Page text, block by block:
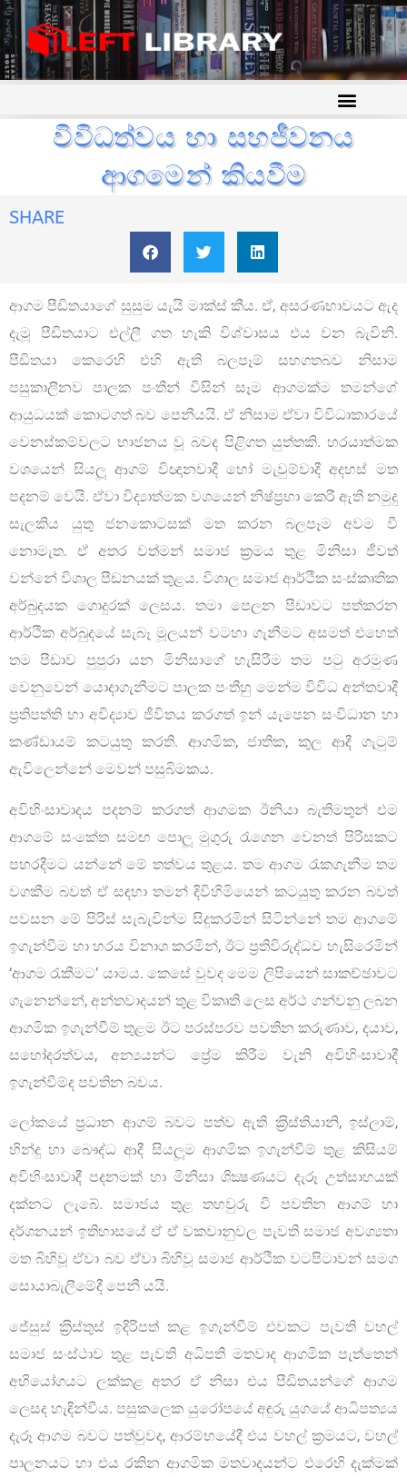
විවිධත්වය හා සහජීවනය
ආගමෙන් කියවීම
SHARE
ආගම පීඩිතයාගේ සුසුම යැයි මාක්ස් කීය. ඒ, අසරණභාවයට ඇද
දැමූ පීඩිතයාට එල්ලී ගත හැකි විශ්වාසය එය වන බැවිනි.
පීඩිතයා කෙරෙහි එහි ඇති බලපෑම් සහගතබව නිසාම
පසුකාලීනව පාලක පංතීන් විසින් සෑම ආගමක්ම තමන්ගේ
ආයුධයක් කොටගත් බව පෙනීයයි. ඒ නිසාම ඒවා විවිධාකාරයේ
වෙනස්කම්වලට භාජනය වූ බවද පිළිගත යුත්තකි. හරයාත්මක
වශයෙන් සියලූ ආගම් විඥානවාදී හෝ මැවුම්වාදී අදහස් මත
පදනම් වෙයි. ඒවා විද්‍යාත්මක වශයෙන් නිෂ්ප‍්‍රභා කෙරී ඇති නමුදු
සැලකිය යුතු ජනකොටසක් මත කරන බලපෑම අවම වී
නොමැත. ඒ අතර වත්මන් සමාජ ක‍්‍රමය තුළ මිනිසා ජීවත්
වන්නේ විශාල පීඩනයක් තුළය. විශාල සමාජ ආර්ථික සංස්කෘතික
අර්බුදයක ගොදුරක් ලෙසය. තමා පෙලන පීඩාවට පත්කරන
ආර්ථික අර්බුදයේ සැබෑ මූලයන් වටහා ගැනීමට අසමත් එහෙත්
තම පීඩාව පුපුරා යන මිනිසාගේ හැසිරීම තම පටු අරමුණ
වෙනුවෙන් යොදාගැනීමට පාලක පංතීහු මෙන්ම විවිධ අන්තවාදී
ප‍්‍රතිපත්ති හා අවිද්‍යාව ජීවිතය කරගත් ඉන් යැපෙන සංවිධාන හා
කණ්ඩායම් කටයුතු කරති. ආගමික, ජාතික, කුල ආදී ගැටුම්
ඇවිලෙන්නේ මෙවන් පසුබිමකය.
අවිහිංසාවාදය පදනම් කරගත් ආගමක ඊනියා බැතිමතුන් එම
ආගමේ සංකේත සමඟ පොලූ මුගුරු රැගෙන වෙනත් පිරිසකට
පහරදීමට යන්නේ මේ තත්වය තුළය. තම ආගම රැකගැනීම තම
වගකීම බවත් ඒ සඳහා තමන් දිවිහිමියෙන් කටයුතු කරන බවත්
පවසන මේ පිරිස් සැබැවින්ම සිදුකරමින් සිටින්නේ තම ආගමේ
ඉගැන්වීම හා හරය විනාශ කරමින්, ඊට ප‍්‍රතිවිරුද්ධව හැසිරෙමින්
‘ආගම රැකීමට’ යාමය. කෙසේ වුවද මෙම ලිපියෙන් සාකච්ඡාවට
ගැනෙන්නේ, අන්තවාදයන් තුළ විකෘති ලෙස අර්ථ ගන්වනු ලබන
ආගමික ඉගැන්වීම් තුළම ඊට පරස්පරව පවතින කරුණාව, දයාව,
සහෝදරත්වය, අන්‍යයන්ට ප්‍රේම කිරීම වැනි අවිහිංසාවාදී
ඉගැන්වීම්ද පවතින බවය.
ලෝකයේ ප‍්‍රධාන ආගම් බවට පත්ව ඇති ක‍්‍රිස්තියානි, ඉස්ලාම්,
හින්දු හා බෞද්ධ ආදී සියලූම ආගමික ඉගැන්වීම් තුළ කිසියම්
අවිහිංසාවාදී පදනමක් හා මිනිසා ශික්‍ෂණයට දැරූ උත්සාහයක්
දක්නට ලැබේ. සමාජය තුළ තහවුරු වී පවතින ආගම් හා
දර්ශනයන් ඉතිහාසයේ ඒ ඒ වකවානුවල පැවති සමාජ අවශ්‍යතා
මත බිහිවූ ඒවා බව ඒවා බිහිවූ සමාජ ආර්ථික වටපිටාවන් සමග
සොයාබැලීමේදී පෙනී යයි.
ජේසුස් ක‍්‍රිස්තුස් ඉදිරිපත් කළ ඉගැන්වීම් එවකට පැවති වහල්
සමාජ සංස්ථාව තුළ පැවති අධිපති මතවාද ආගමික පැත්තෙන්
අභියෝගයට ලක්කළ අතර ඒ නිසා එය පීඩිතයන්ගේ ආගම
ලෙසද හැඳින්වීය. පසුකලෙක යුරෝපයේ අඳුරු යුගයේ ආධිපත්‍යය
දැරූ ආගම බවට පත්වුවද, ආරම්භයේදී එය වහල් ක‍්‍රමයට, වහල්
පාලනයට හා එය රකින ආගමික මතවාදයන්ට එරෙහි දැක්මක්